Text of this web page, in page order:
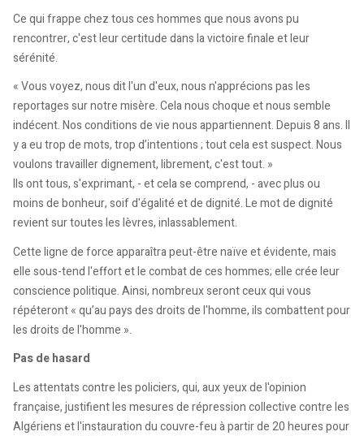
Ce qui frappe chez tous ces hommes que nous avons pu
rencontrer, c'est leur certitude dans la victoire finale et leur
sérénité.
« Vous voyez, nous dit l'un d'eux, nous n'apprécions pas les
reportages sur notre misère. Cela nous choque et nous semble
indécent. Nos conditions de vie nous appartiennent. Depuis 8 ans. Il
y a eu trop de mots, trop d’intentions ; tout cela est suspect. Nous
voulons travailler dignement, librement, c'est tout. »
Ils ont tous, s'exprimant, - et cela se comprend, - avec plus ou
moins de bonheur, soif d'égalité et de dignité. Le mot de dignité
revient sur toutes les lèvres, inlassablement.
Cette ligne de force apparaîtra peut-être naïve et évidente, mais
elle sous-tend l'effort et le combat de ces hommes; elle crée leur
conscience politique. Ainsi, nombreux seront ceux qui vous
répéteront « qu’au pays des droits de l'homme, ils combattent pour
les droits de l'homme ».
Pas de hasard
Les attentats contre les policiers, qui, aux yeux de l'opinion
française, justifient les mesures de répression collective contre les
Algériens et l'instauration du couvre-feu à partir de 20 heures pour